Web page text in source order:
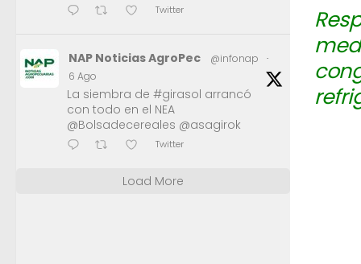
Twitter
NAP Noticias AgroPec @infonap
·
6 Ago
La siembra de #girasol arrancó
con todo en el NEA
@Bolsadecereales @asagirok
Twitter
Load More